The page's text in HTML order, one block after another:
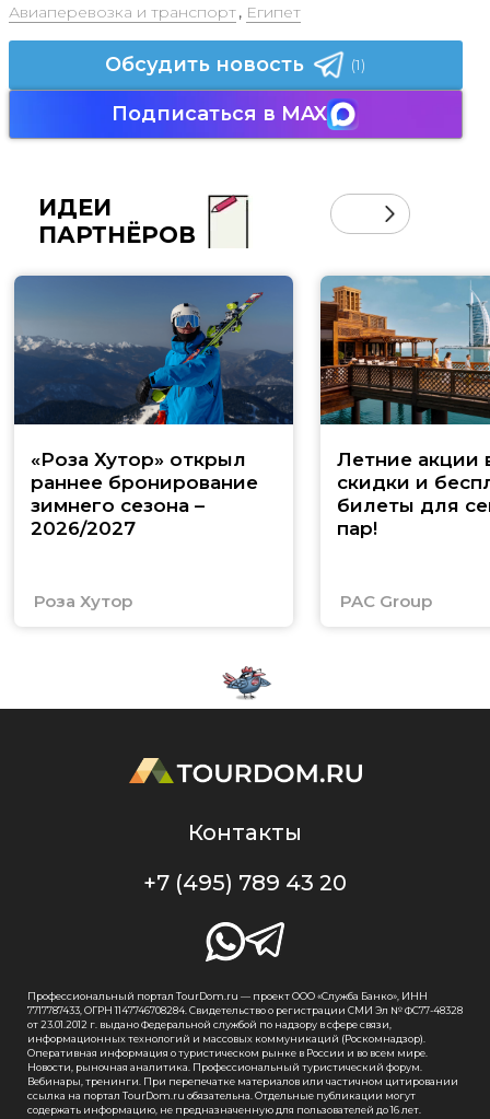
Авиаперевозка и транспорт, Египет
Обсудить новость (1)
Подписаться в MAX
ИДЕИ
ПАРТНЁРОВ
«Роза Хутор» открыл
раннее бронирование
зимнего сезона –
2026/2027
Роза Хутор
Летние акции
скидки и
билеты для
пар!
PAC Group
Контакты
+7 (495) 789 43 20
Профессиональный портал TourDom.ru — проект ООО «Служба Банко», ИНН
7717787433, ОГРН 1147746708284. Свидетельство о регистрации СМИ Эл № ФС77-48328
от 23.01.2012 г. выдано Федеральной службой по надзору в сфере связи,
информационных технологий и массовых коммуникаций (Роскомнадзор).
Оперативная информация о туристическом рынке в России и во всем мире.
Новости, рыночная аналитика. Профессиональный туристический форум.
Вебинары, тренинги. При перепечатке материалов или частичном цитировании
ссылка на портал TourDom.ru обязательна. Отдельные публикации могут
содержать информацию, не предназначенную для пользователей до 16 лет.